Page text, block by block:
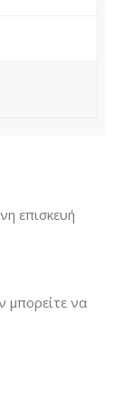
επισκευή
μπορείτε να